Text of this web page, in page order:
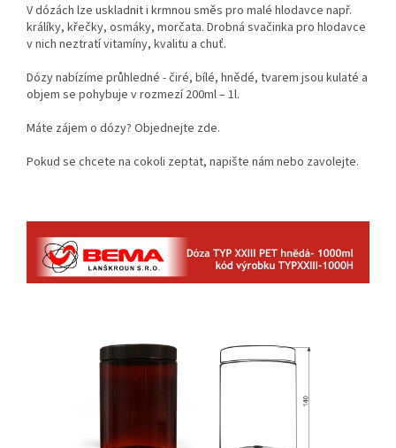
V dózách lze uskladnit i krmnou směs pro malé hlodavce např.
králíky, křečky, osmáky, morčata. Drobná svačinka pro hlodavce
v nich neztratí vitamíny, kvalitu a chuť.
Dózy nabízíme průhledné - čiré, bílé, hnědé, tvarem jsou kulaté a
objem se pohybuje v rozmezí 200ml – 1l.
Máte zájem o dózy? Objednejte zde.
Pokud se chcete na cokoli zeptat, napište nám nebo zavolejte.